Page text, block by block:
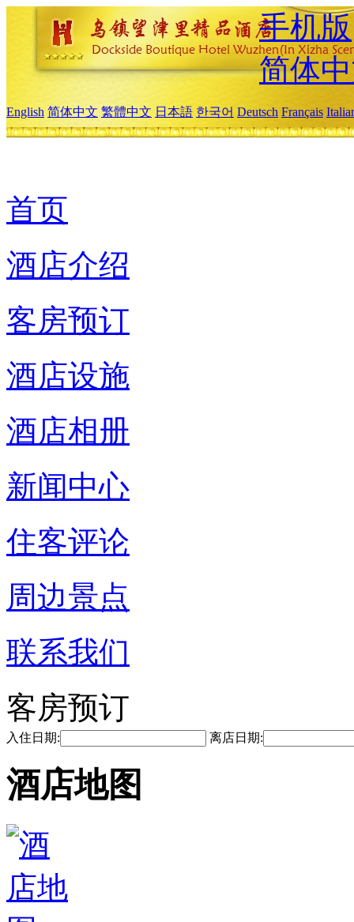
手机版
简体
English 简体中文 繁體中文 日本語 한국어 Deutsch Français
首页
酒店介绍
客房预订
酒店设施
酒店相册
新闻中心
住客评论
周边景点
联系我们
客房预订
入住日期: 离店日期:
酒店地图